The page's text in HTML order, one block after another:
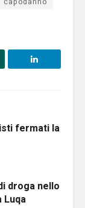
fermati la
droga nello